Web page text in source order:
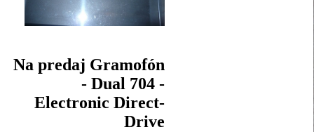
Na predaj Gramofón
- Dual 704 -
Electronic Direct-
Drive